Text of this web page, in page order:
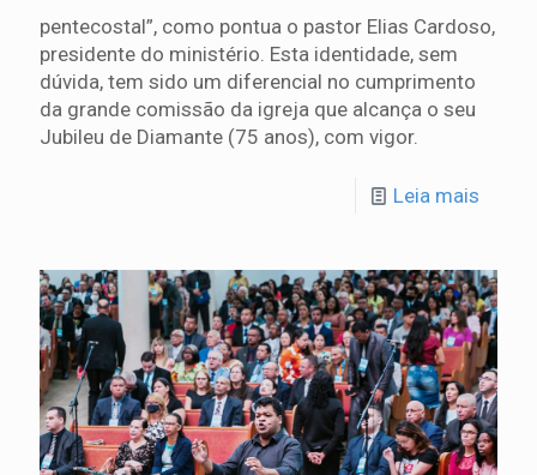
pentecostal”, como pontua o pastor Elias Cardoso,
presidente do ministério. Esta identidade, sem
dúvida, tem sido um diferencial no cumprimento
da grande comissão da igreja que alcança o seu
Jubileu de Diamante (75 anos), com vigor.
Leia mais